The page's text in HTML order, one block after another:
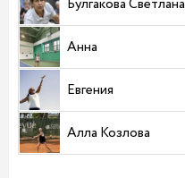
ЗАВЕРШЁН
Булгакова Светлана
Анна
Евгения
Алла Козлова